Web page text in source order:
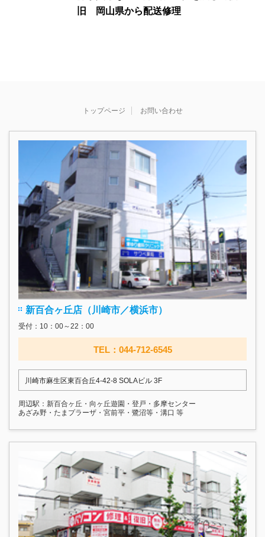
旧 岡山県から配送修理
トップページ お問い合わせ
新百合ヶ丘店（川崎市／横浜市）
受付：10：00～22：00
TEL：044-712-6545
川崎市麻生区東百合丘4-42-8 SOLAビル 3F
周辺駅：新百合ヶ丘・向ヶ丘遊園・登戸・多摩センター
あざみ野・たまプラーザ・宮前平・鷺沼等・溝口 等